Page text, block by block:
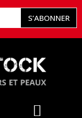
S’ABONNER